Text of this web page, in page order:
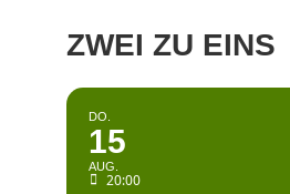
ZWEI ZU EINS
DO.
15
AUG.
20:00